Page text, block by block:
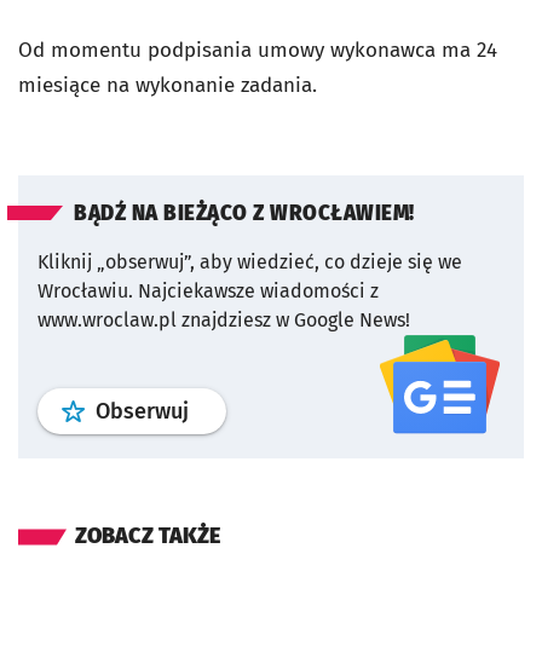
Od momentu podpisania umowy wykonawca ma 24
miesiące na wykonanie zadania.
BĄDŹ NA BIEŻĄCO Z WROCŁAWIEM!
Kliknij „obserwuj”, aby wiedzieć, co dzieje się we
Wrocławiu. Najciekawsze wiadomości z
www.wroclaw.pl znajdziesz w Google News!
Obserwuj profil serwisu
ZOBACZ TAKŻE